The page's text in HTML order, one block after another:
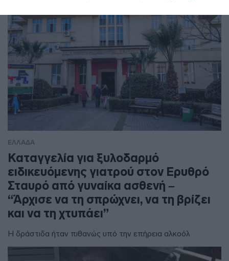
ΕΛΛΑΔΑ
Καταγγελία για ξυλοδαρμό
ειδικευόμενης γιατρού στον Ερυθρό
Σταυρό από γυναίκα ασθενή –
“Άρχισε να τη σπρώχνει, να τη βρίζει
και να τη χτυπάει”
Η δράστιδα ήταν πιθανώς υπό την επήρεια αλκοόλ